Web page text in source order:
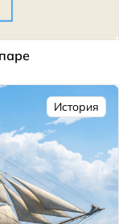
История